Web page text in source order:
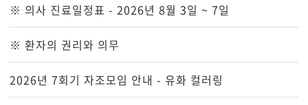
※ 의사 진료일정표 - 2026년 8월 3일 ~ 7일
※ 환자의 권리와 의무
2026년 7회기 자조모임 안내 - 유화 컬러링